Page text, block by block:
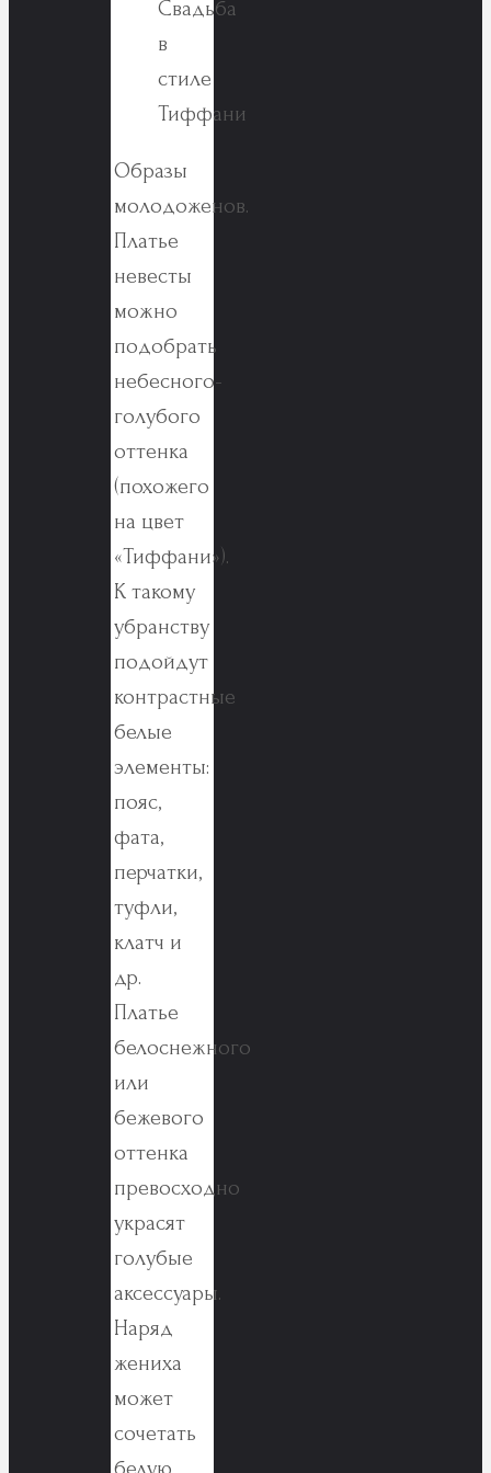
Образы
молодоженов.
Платье
невесты
можно
подобрать
небесного-
голубого
оттенка
(похожего
на цвет
«Тиффани»).
К такому
убранству
подойдут
контрастные
белые
элементы:
пояс,
фата,
перчатки,
туфли,
клатч и
др.
Платье
белоснежного
или
бежевого
оттенка
превосходно
украсят
голубые
аксессуары.
Наряд
жениха
может
сочетать